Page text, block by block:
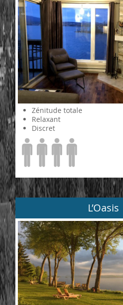
Zénitude totale
Relaxant
Discret
L’Oasis